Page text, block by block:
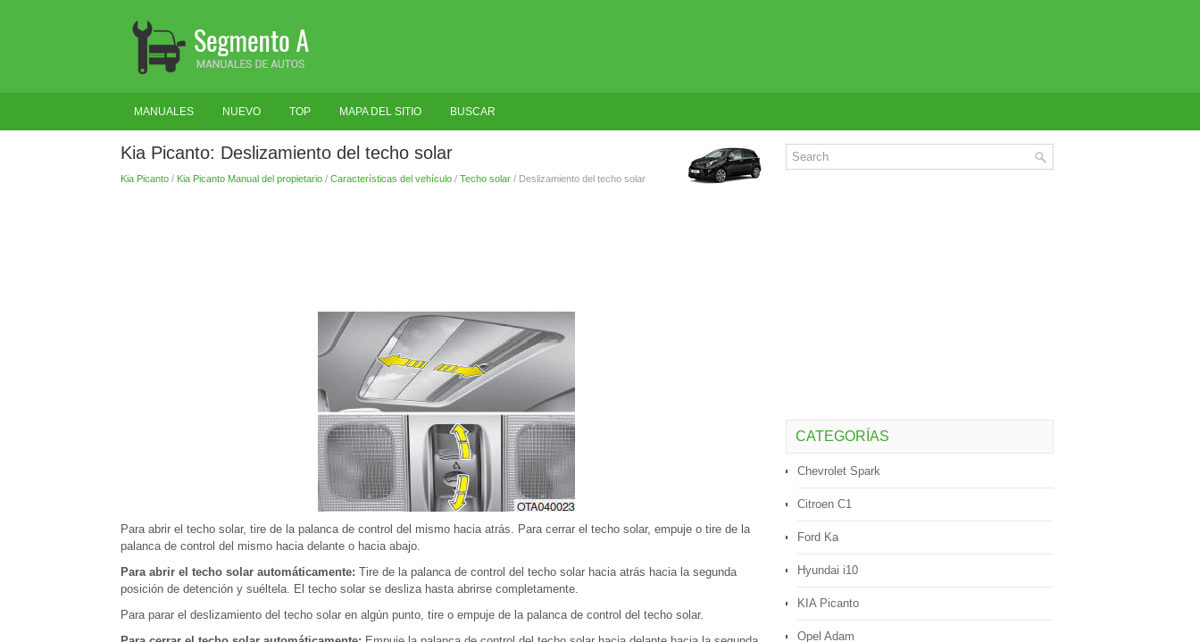
MANUALES NUEVO TOP MAPA DEL SITIO BUSCAR
Kia Picanto: Deslizamiento del techo solar
Kia Picanto/ Kia Picanto Manual del propietario/ Características del vehículo/ Techo solar/ Deslizamiento del techo solar
Para abrir el techo solar, tire de la palanca de control del mismo hacia atrás. Para cerrar el techo solar, empuje o tire de la
palanca de control del mismo hacia delante o hacia abajo.
Para abrir el techo solar automáticamente: Tire de la palanca de control del techo solar hacia atrás hacia la segunda
posición de detención y suéltela. El techo solar se desliza hasta abrirse completamente.
Para parar el deslizamiento del techo solar en algún punto, tire o empuje de la palanca de control del techo solar.
CATEGORÍAS
Chevrolet Spark
Citroen C1
Ford Ka
Hyundai i10
KIA Picanto
Opel Adam